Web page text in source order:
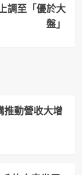
調至「優於大
盤」
推動營收大增